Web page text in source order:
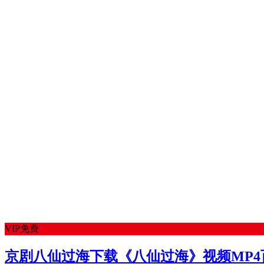
VIP免费
京剧八仙过海下载《八仙过海》视频